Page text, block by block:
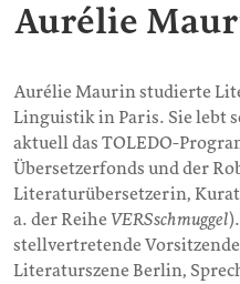
Aurélie
Aurélie Maurin studierte
Linguistik in Paris. Sie lebt
aktuell das TOLEDO-
Übersetzerfonds und der
Literaturübersetzerin,
a. der Reihe VERSschmuggel
stellvertretende
Literaturszene Berlin,